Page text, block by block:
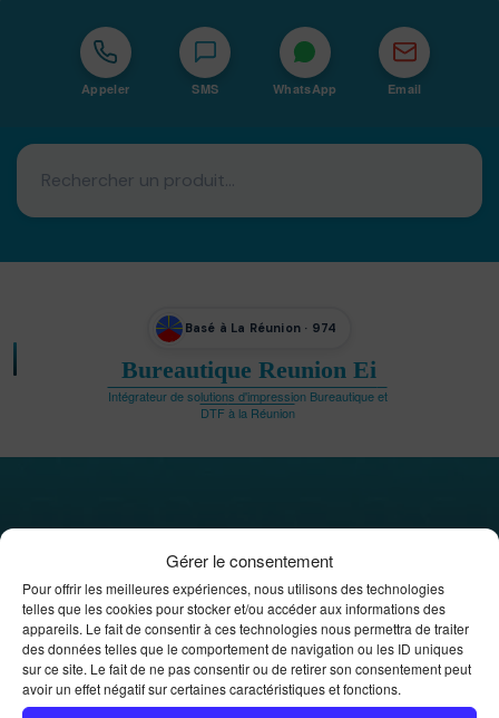
Gérer le consentement
Pour offrir les meilleures expériences, nous utilisons des technologies
telles que les cookies pour stocker et/ou accéder aux informations des
appareils. Le fait de consentir à ces technologies nous permettra de traiter
des données telles que le comportement de navigation ou les ID uniques
sur ce site. Le fait de ne pas consentir ou de retirer son consentement peut
avoir un effet négatif sur certaines caractéristiques et fonctions.
Appeler SMS WhatsApp Email
Basé à La Réunion · 974
Bureautique Reunion Ei
Intégrateur de solutions d'impression Bureautique et
DTF à la Réunion
Location de photocopieurs et
imprimantes
Accueil»Location de photocopieurs et imprimantes